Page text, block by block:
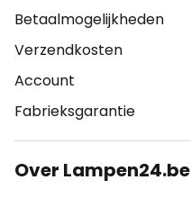
Betaalmogelijkheden
Verzendkosten
Account
Fabrieksgarantie
Over Lampen24.be